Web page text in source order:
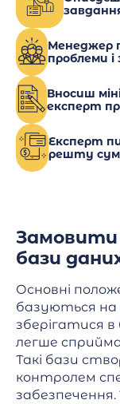
Менеджер
проблеми
Вносиш
експерт
Експерт
решту
Замовити
бази
Основні
базуються на
зберігатися в
легше
Такі бази
контролем